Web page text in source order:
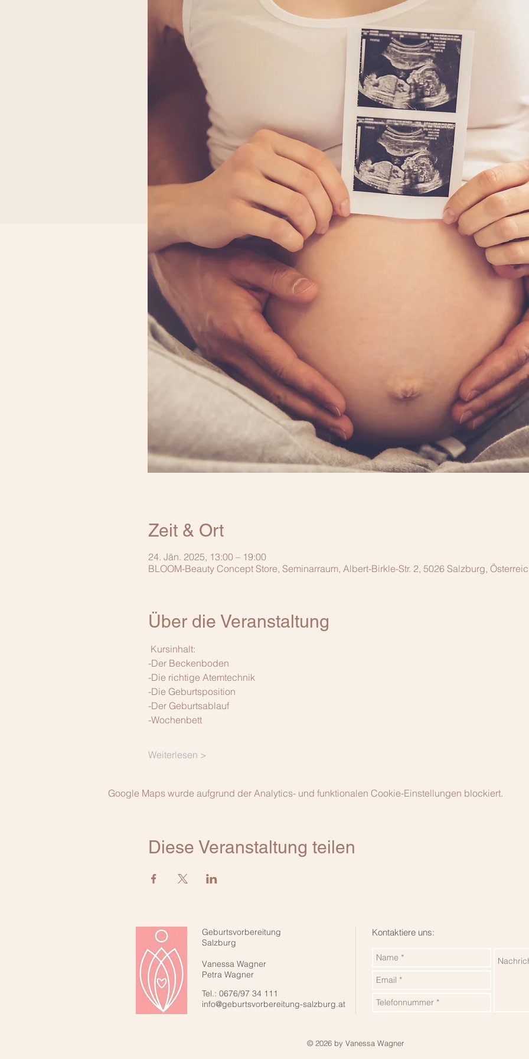
Zeit & Ort
24. Jän. 2025, 13:00 – 19:00
BLOOM-Beauty Concept Store, Seminarraum, Albert-Birkle-Str. 2, 5026 Salzburg,
Über die Veranstaltung
Kursinhalt:
-Der Beckenboden
-Die richtige Atemtechnik
-Die Geburtsposition
-Der Geburtsablauf
-Wochenbett
Weiterlesen >
Google Maps wurde aufgrund der Analytics- und funktionalen Cookie-Einstellungen blockiert.
Diese Veranstaltung teilen
© 2026 by Vanessa Wagner
Kontaktiere uns:
Geburtsvorbereitung
Salzburg
Vanessa Wagner
Petra Wagner
Tel.: 0676/97 34 111
info@geburtsvorbereitung-salzburg.at